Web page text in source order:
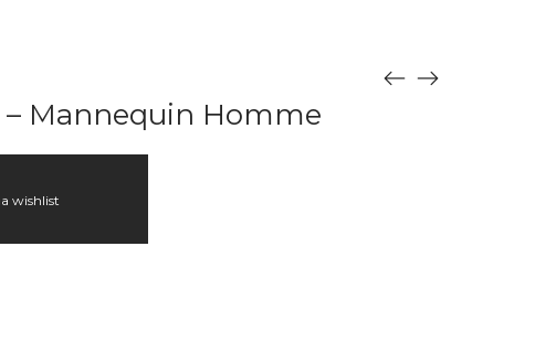
– Mannequin Homme
wishlist